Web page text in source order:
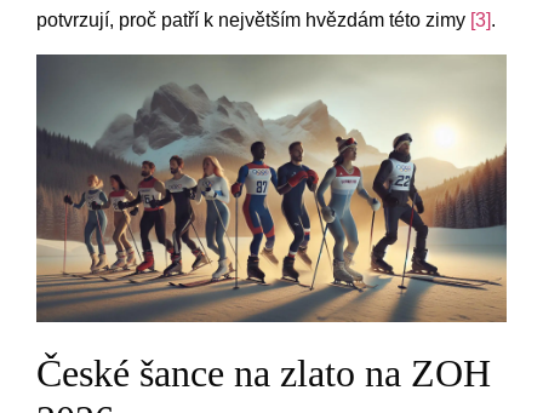
potvrzují, proč patří k největším hvězdám této ⁤zimy [3].
České šance na​ zlato na ZOH